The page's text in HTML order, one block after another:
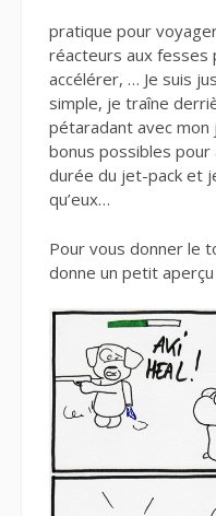
pratique pour
réacteurs aux fesses
accélérer, … Je suis
simple, je traîne
pétaradant avec mon
bonus possibles
durée du jet-pack et
qu’eux…
Pour vous donner le
donne un petit